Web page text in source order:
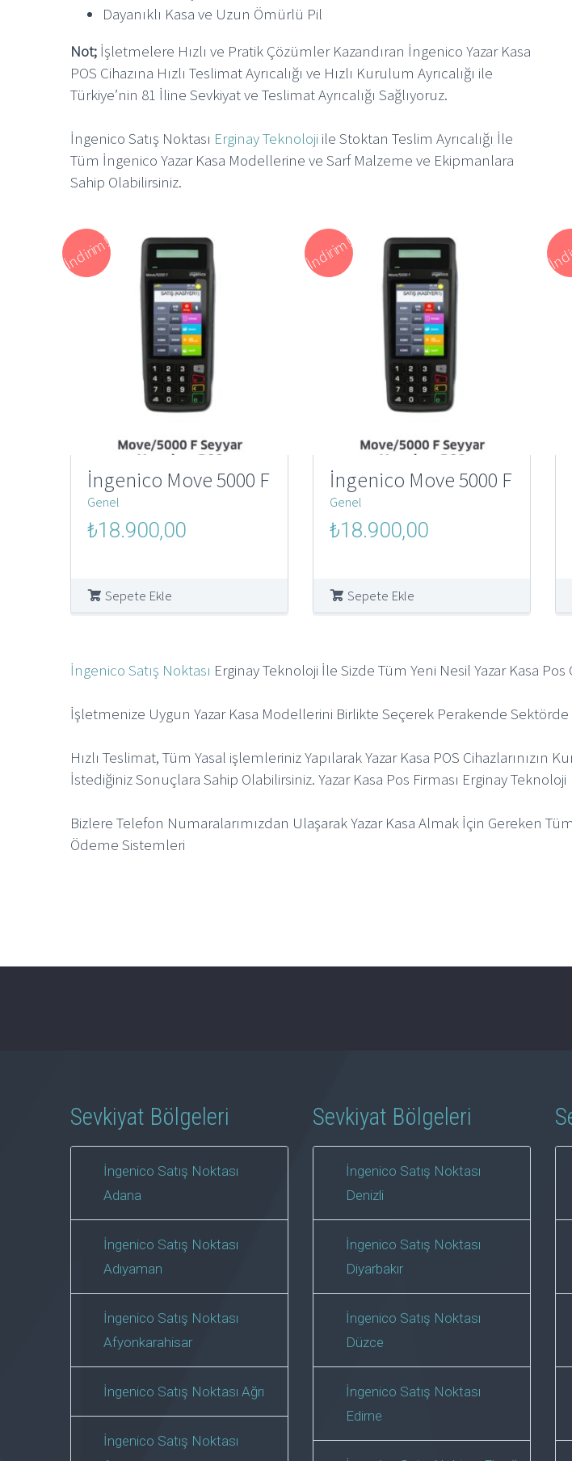
Dayanıklı Kasa ve Uzun Ömürlü Pil
Not; İşletmelere Hızlı ve Pratik Çözümler Kazandıran İngenico Yazar Kasa
POS Cihazına Hızlı Teslimat Ayrıcalığı ve Hızlı Kurulum Ayrıcalığı ile
Türkiye’nin 81 İline Sevkiyat ve Teslimat Ayrıcalığı Sağlıyoruz.
İngenico Satış Noktası Erginay Teknoloji ile Stoktan Teslim Ayrıcalığı İle
Tüm İngenico Yazar Kasa Modellerine ve Sarf Malzeme ve Ekipmanlara
Sahip Olabilirsiniz.
İndirim!
İngenico Move 5000 F
Genel
Orijinal
₺18.900,00Şu
Sepete Ekle
İndirim!
İngenico Move 5000 F
Genel
Orijinal
₺18.900,00Şu
Sepete Ekle
İngenico Satış Noktası Erginay Teknoloji İle Sizde Tüm Yeni Nesil Yazar Kasa
İşletmenize Uygun Yazar Kasa Modellerini Birlikte Seçerek Perakende Sektörde
Hızlı Teslimat, Tüm Yasal işlemleriniz Yapılarak Yazar Kasa POS Cihazlarınızın
İstediğiniz Sonuçlara Sahip Olabilirsiniz. Yazar Kasa Pos Firması Erginay Teknoloji
Bizlere Telefon Numaralarımızdan Ulaşarak Yazar Kasa Almak İçin Gereken
Ödeme Sistemleri
Sevkiyat Bölgeleri
İngenico Satış Noktası
Adana
İngenico Satış Noktası
Adıyaman
İngenico Satış Noktası
Afyonkarahisar
İngenico Satış Noktası Ağrı
İngenico Satış Noktası
Sevkiyat Bölgeleri
İngenico Satış Noktası
Denizli
İngenico Satış Noktası
Diyarbakır
İngenico Satış Noktası
Düzce
İngenico Satış Noktası
Edirne